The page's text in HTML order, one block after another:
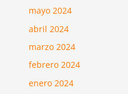
mayo 2024
abril 2024
marzo 2024
febrero 2024
enero 2024